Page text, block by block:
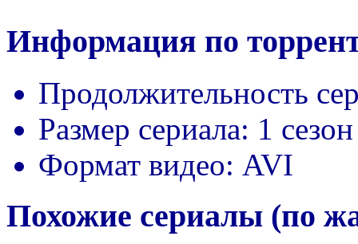
Информация по
Продолжительность
Размер сериала: 1
Формат видео: AVI
Похожие сериалы (по